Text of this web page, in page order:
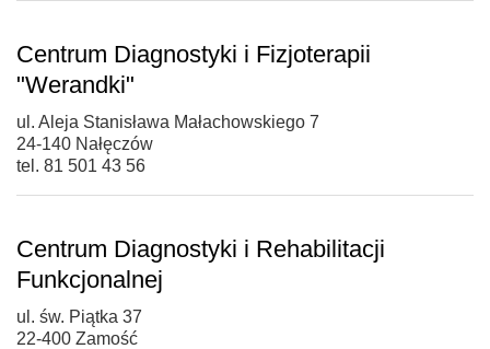
Centrum Diagnostyki i Fizjoterapii
"Werandki"
ul. Aleja Stanisława Małachowskiego 7
24-140 Nałęczów
tel. 81 501 43 56
Centrum Diagnostyki i Rehabilitacji
Funkcjonalnej
ul. św. Piątka 37
22-400 Zamość